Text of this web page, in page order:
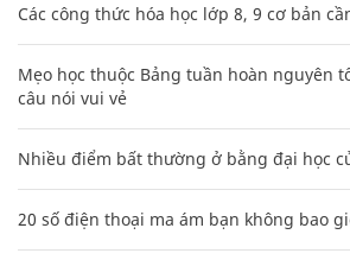
Các công thức hóa học lớp 8, 9 cơ bản
Mẹo học thuộc Bảng tuần hoàn nguyên
câu nói vui vẻ
Nhiều điểm bất thường ở bằng đại học
20 số điện thoại ma ám bạn không bao